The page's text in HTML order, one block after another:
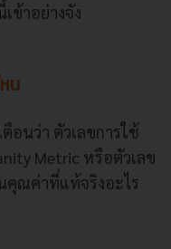
ข้าอย่างจัง
น
อนว่า ตัวเลขการใช้
Metric หรือตัวเลข
คุณค่าที่แท้จริงอะไร